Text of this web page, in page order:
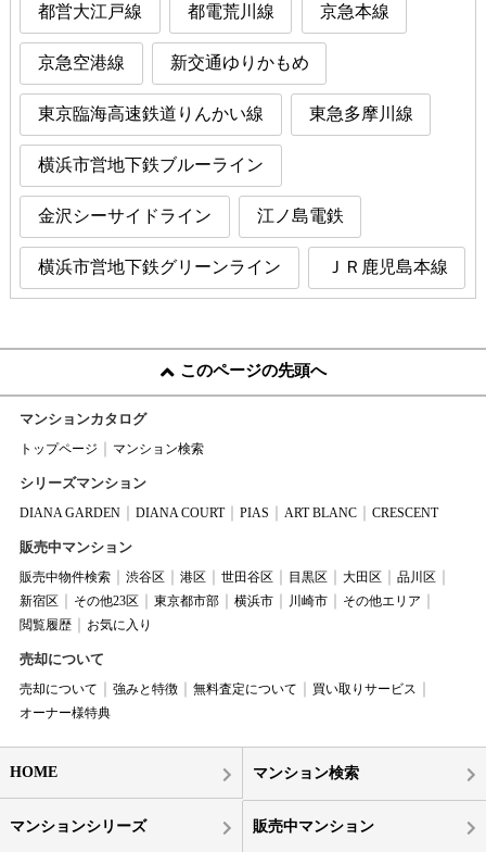
都営大江戸線 都電荒川線 京急本線
京急空港線 新交通ゆりかもめ
東京臨海高速鉄道りんかい線 東急多摩川線
横浜市営地下鉄ブルーライン
金沢シーサイドライン 江ノ島電鉄
横浜市営地下鉄グリーンライン ＪＲ鹿児島本線
このページの先頭へ
マンションカタログ
トップページ マンション検索
シリーズマンション
DIANA GARDEN DIANA COURT PIAS ART BLANC CRESCENT
販売中マンション
販売中物件検索 渋谷区 港区 世田谷区 目黒区 大田区
品川区
新宿区
その他23区 東京都市部 横浜市 川崎市
その他エリア
閲覧履歴
お気に入り
売却について
売却について 強みと特徴 無料査定について
買い取りサービス
オーナー様特典
HOME マンション検索
マンションシリーズ 販売中マンション